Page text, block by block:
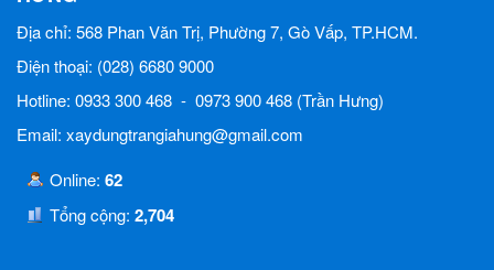
Địa chỉ: 568 Phan Văn Trị, Phường 7, Gò Vấp, TP.HCM.
Điện thoại: (028) 6680 9000
Hotline: 0933 300 468 - 0973 900 468 (Trần Hưng)
Email: xaydungtrangiahung@gmail.com
Online: 62
Tổng cộng: 2,704